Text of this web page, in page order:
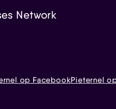
Network
op FacebookPieternel